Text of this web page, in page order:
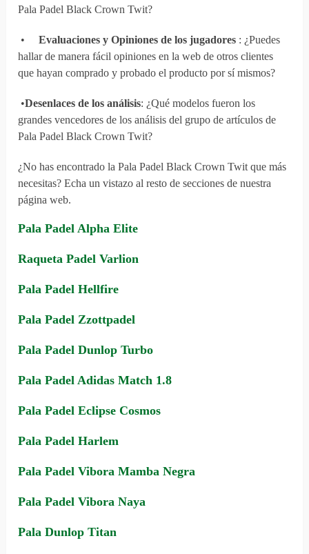
Pala Padel Black Crown Twit?
•Evaluaciones y Opiniones de los jugadores : ¿Puedes
hallar de manera fácil opiniones en la web de otros clientes
que hayan comprado y probado el producto por sí mismos?
•Desenlaces de los análisis: ¿Qué modelos fueron los
grandes vencedores de los análisis del grupo de artículos de
Pala Padel Black Crown Twit?
¿No has encontrado la Pala Padel Black Crown Twit que más
necesitas? Echa un vistazo al resto de secciones de nuestra
página web.
Pala Padel Alpha Elite
Raqueta Padel Varlion
Pala Padel Hellfire
Pala Padel Zzottpadel
Pala Padel Dunlop Turbo
Pala Padel Adidas Match 1.8
Pala Padel Eclipse Cosmos
Pala Padel Harlem
Pala Padel Vibora Mamba Negra
Pala Padel Vibora Naya
Pala Dunlop Titan